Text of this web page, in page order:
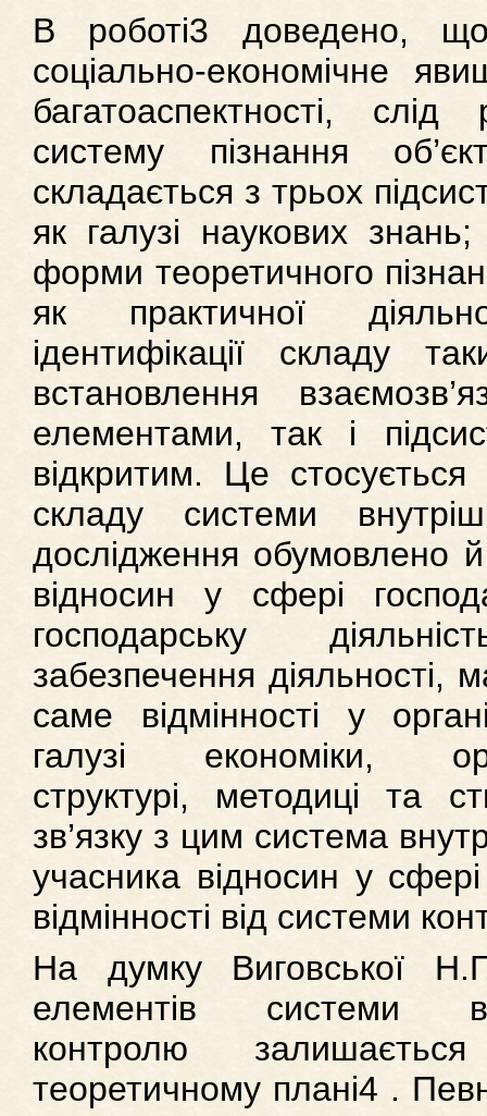
В роботі3 доведено,
соціально-економічне
багатоаспектності,
систему пізнання
складається з трьох
як галузі наукових
форми теоретичного
як практичної
ідентифікації складу
встановлення
елементами, так і
відкритим. Це
складу системи
дослідження обумовлено
відносин у сфері
господарську
забезпечення діяльності,
саме відмінності у
галузі економіки,
структурі, методиці та
зв’язку з цим система
учасника відносин у
відмінності від системи
На думку Виговської
елементів системи
контролю
теоретичному плані4 .